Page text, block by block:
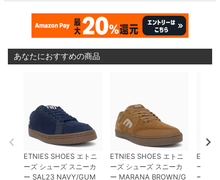
あなたにおすすめの商品
ETNIES SHOES エトニ
ーズ シューズ スニーカ
ー SAL23 NAVY/GUM
ETNIES SHOES エトニ
ーズ シューズ スニーカ
ー MARANA BROWN/G
ーズ
ー